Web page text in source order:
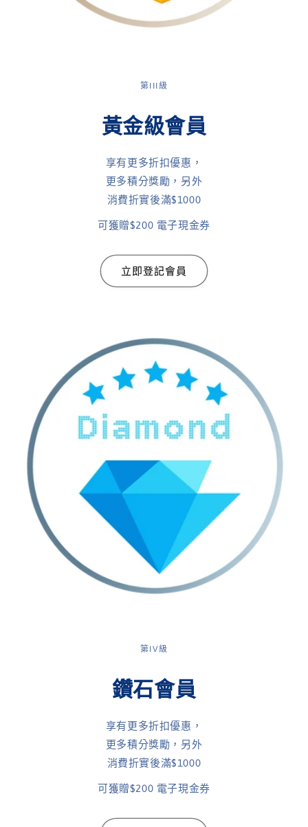
第III級
黃金級會員
享有更多折扣優惠，
更多積分獎勵，另外
消費折實後滿$1000
可獲贈$200 電子現金券
立即登記會員
第IV級
鑽石會員
享有更多折扣優惠，
更多積分獎勵，另外
消費折實後滿$1000
可獲贈$200 電子現金券